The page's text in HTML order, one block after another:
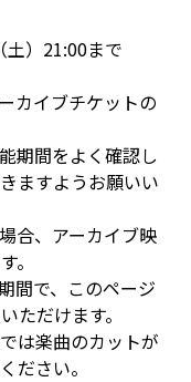
土）21:00まで
カイブチケットの
期間をよく確認し
ますようお願いい
合、アーカイブ映
。
間で、このページ
ただけます。
は楽曲のカットが
ださい。